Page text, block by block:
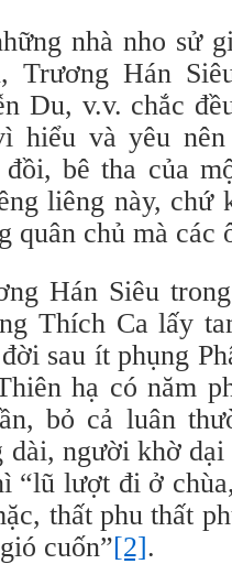
nhà nho sử
Trương Hán
Du, v.v. chắc
hiểu và yêu
bê tha của
liêng này, chứ
quân chủ mà các
Hán Siêu
Thích Ca lấy
sau ít phụng
hạ có năm
bỏ cả luân
dài, người khờ
“lũ lượt đi ở
thất phu thất
cuốn”[2].